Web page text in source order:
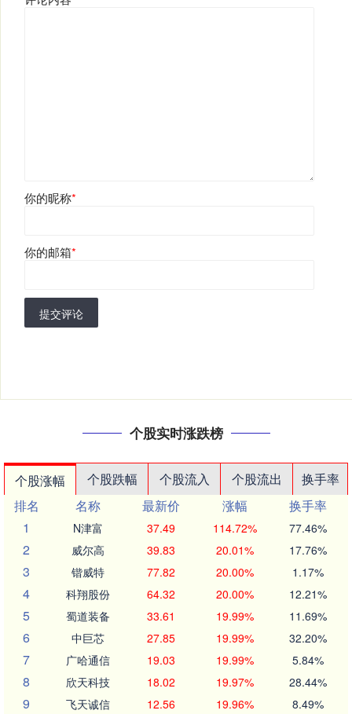
你的昵称*
你的邮箱*
提交评论
个股实时涨跌榜
个股涨幅 个股跌幅 个股流入 个股流出
换手率
排名
名称 最新价 涨幅
换手率
1
N津富 37.49 114.72% 77.46%
2 威尔高 39.83 20.01% 17.76%
3 锴威特 77.82 20.00% 1.17%
4 科翔股份 64.32 20.00% 12.21%
5 蜀道装备 33.61 19.99% 11.69%
6 中巨芯 27.85 19.99% 32.20%
7 广哈通信 19.03 19.99% 5.84%
8 欣天科技 18.02 19.97% 28.44%
9 飞天诚信 12.56 19.96% 8.49%